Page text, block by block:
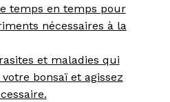
temps en temps pour
nécessaires à la
et maladies qui
bonsaï et agissez